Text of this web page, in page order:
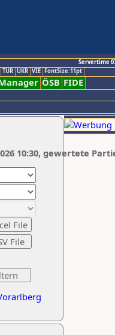
Servertime
TUR UKR VIE FontSize:11pt
ÖSB FIDE
10:30, gewertete